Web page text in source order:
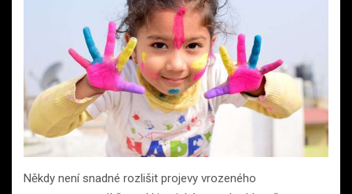
Někdy není snadné rozlišit projevy vrozeného